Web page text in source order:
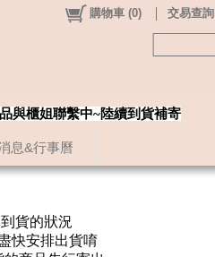
息&行事曆
購物車 (0) 交易查詢
與櫃姐聯繫中~陸續到貨補寄